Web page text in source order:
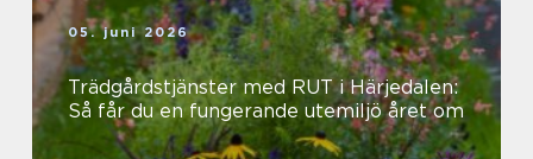
05. juni 2026
Trädgårdstjänster med RUT i Härjedalen:
Så får du en fungerande utemiljö året om